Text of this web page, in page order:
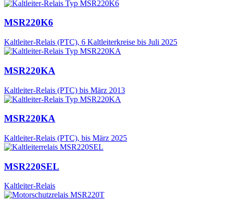
MSR220K6
Kaltleiter-Relais (PTC), 6 Kaltleiterkreise bis Juli 2025
MSR220KA
Kaltleiter-Relais (PTC) bis März 2013
MSR220KA
Kaltleiter-Relais (PTC), bis März 2025
MSR220SEL
Kaltleiter-Relais